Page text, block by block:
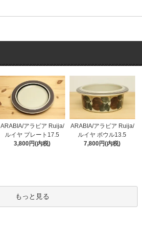
ARABIA/アラビア Ruija/
ルイヤ プレート17.5
3,800円(内税)
ARABIA/アラビア Ruija/
ルイヤ ボウル13.5
7,800円(内税)
もっと見る